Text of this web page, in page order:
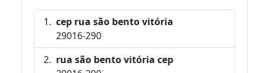
cep rua são bento vitória
29016-290
rua são bento vitória cep